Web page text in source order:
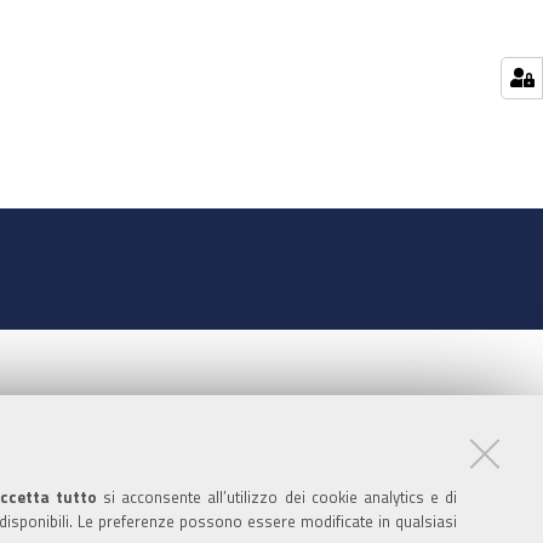
tutto si acconsente all’utilizzo dei cookie analytics e di
Le preferenze possono essere modificate in qualsiasi